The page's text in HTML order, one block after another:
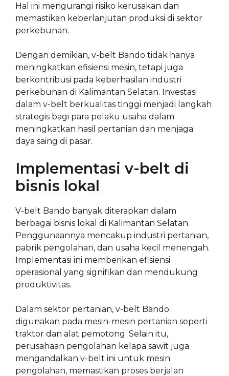
Hal ini mengurangi risiko kerusakan dan
memastikan keberlanjutan produksi di sektor
perkebunan.
Dengan demikian, v-belt Bando tidak hanya
meningkatkan efisiensi mesin, tetapi juga
berkontribusi pada keberhasilan industri
perkebunan di Kalimantan Selatan. Investasi
dalam v-belt berkualitas tinggi menjadi langkah
strategis bagi para pelaku usaha dalam
meningkatkan hasil pertanian dan menjaga
daya saing di pasar.
Implementasi v-belt di
bisnis lokal
V-belt Bando banyak diterapkan dalam
berbagai bisnis lokal di Kalimantan Selatan.
Penggunaannya mencakup industri pertanian,
pabrik pengolahan, dan usaha kecil menengah.
Implementasi ini memberikan efisiensi
operasional yang signifikan dan mendukung
produktivitas.
Dalam sektor pertanian, v-belt Bando
digunakan pada mesin-mesin pertanian seperti
traktor dan alat pemotong. Selain itu,
perusahaan pengolahan kelapa sawit juga
mengandalkan v-belt ini untuk mesin
pengolahan, memastikan proses berjalan